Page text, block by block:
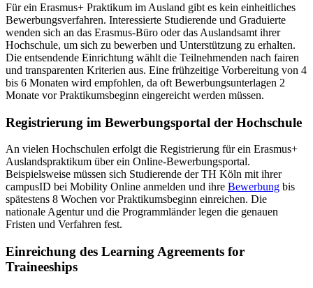
Für ein Erasmus+ Praktikum im Ausland gibt es kein einheitliches
Bewerbungsverfahren. Interessierte Studierende und Graduierte
wenden sich an das Erasmus-Büro oder das Auslandsamt ihrer
Hochschule, um sich zu bewerben und Unterstützung zu erhalten.
Die entsendende Einrichtung wählt die Teilnehmenden nach fairen
und transparenten Kriterien aus. Eine frühzeitige Vorbereitung von 4
bis 6 Monaten wird empfohlen, da oft Bewerbungsunterlagen 2
Monate vor Praktikumsbeginn eingereicht werden müssen.
Registrierung im Bewerbungsportal der Hochschule
An vielen Hochschulen erfolgt die Registrierung für ein Erasmus+
Auslandspraktikum über ein Online-Bewerbungsportal.
Beispielsweise müssen sich Studierende der TH Köln mit ihrer
campusID bei Mobility Online anmelden und ihre Bewerbung bis
spätestens 8 Wochen vor Praktikumsbeginn einreichen. Die
nationale Agentur und die Programmländer legen die genauen
Fristen und Verfahren fest.
Einreichung des Learning Agreements for
Traineeships